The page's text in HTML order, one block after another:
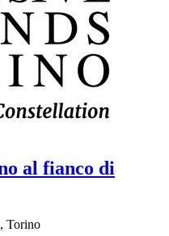
al fianco di
Torino